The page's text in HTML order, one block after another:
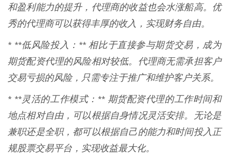
和盈利能力的提升，代理商的收益也会水涨船高。优
秀的代理商可以获得丰厚的收入，实现财务自由。
* **低风险投入：** 相比于直接参与期货交易，成为
期货配资代理的风险相对较低。代理商无需承担客户
交易亏损的风险，只需专注于推广和维护客户关系。
* **灵活的工作模式：** 期货配资代理的工作时间和
地点相对自由，可以根据自身情况灵活安排。无论是
兼职还是全职，都可以根据自己的能力和时间投入正
规股票交易平台，实现收益最大化。